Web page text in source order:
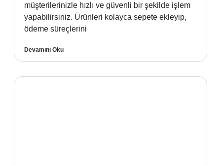
müşterilerinizle hızlı ve güvenli bir şekilde işlem
yapabilirsiniz. Ürünleri kolayca sepete ekleyip,
ödeme süreçlerini
Devamını Oku